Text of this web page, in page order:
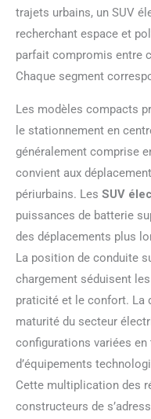
trajets urbains, un SUV
recherchant espace et
parfait compromis entre
Chaque segment
Les modèles compacts privilégient la maniabilité et facilitent
le stationnement en
généralement comprise
convient aux
périurbains. Les SUV
puissances de batterie
des déplacements plus
La position de conduite
chargement séduisent
praticité et le confort. La
maturité du secteur
configurations variées
d’équipements
Cette multiplication des
constructeurs de